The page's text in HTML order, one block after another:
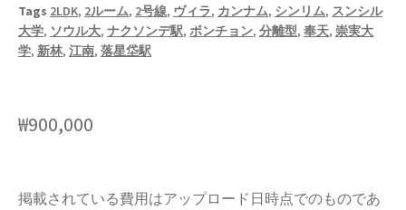
Tags 2LDK, 2ルーム, 2号線, ヴィラ, カンナム, シンリム, スンシル
大学, ソウル大, ナクソンデ駅, ボンチョン, 分離型, 奉天, 崇実大
学, 新林, 江南, 落星垈駅
₩900,000
掲載されている費用はアップロード日時点でのものであ